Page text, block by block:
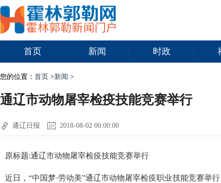
首页 新闻 时政
您的位置： 首页 >新闻 >
通辽市动物屠宰检疫技能竞赛举行
通辽日报 2018-08-02 00:00:00
原标题:通辽市动物屠宰检疫技能竞赛举行
近日，“中国梦·劳动美”通辽市动物屠宰检疫职业技能竞赛举